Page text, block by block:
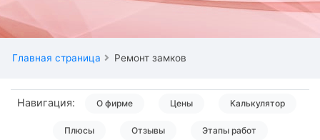
Главная страница Ремонт замков
Навигация: О фирме Цены Калькулятор
Плюсы Отзывы Этапы работ